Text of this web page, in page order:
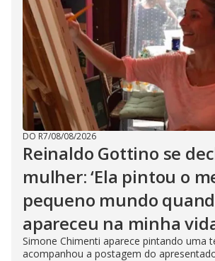
DO R7/08/08/2026
Reinaldo Gottino se
mulher: ‘Ela pintou o
pequeno mundo
apareceu na minha
Simone Chimenti aparece pintando uma
acompanhou a postagem do